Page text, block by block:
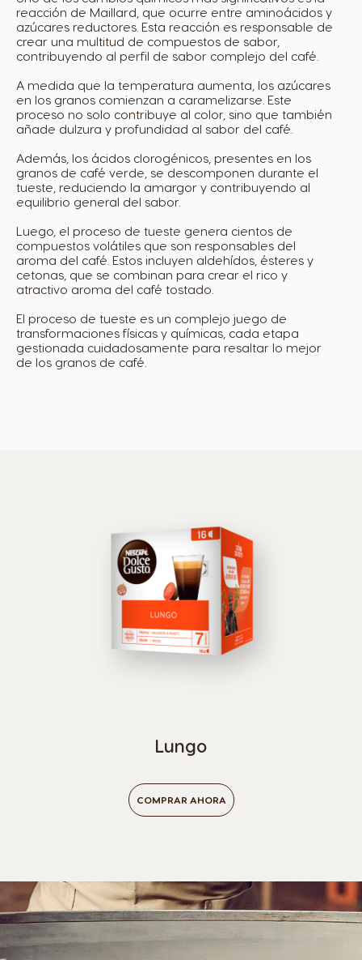
reacción de Maillard, que ocurre entre aminoácidos y
azúcares reductores. Esta reacción es responsable de
crear una multitud de compuestos de sabor,
contribuyendo al perfil de sabor complejo del café.
A medida que la temperatura aumenta, los azúcares
en los granos comienzan a caramelizarse. Este
proceso no solo contribuye al color, sino que también
añade dulzura y profundidad al sabor del café.
Además, los ácidos clorogénicos, presentes en los
granos de café verde, se descomponen durante el
tueste, reduciendo la amargor y contribuyendo al
equilibrio general del sabor.
Luego, el proceso de tueste genera cientos de
compuestos volátiles que son responsables del
aroma del café. Estos incluyen aldehídos, ésteres y
cetonas, que se combinan para crear el rico y
atractivo aroma del café tostado.
El proceso de tueste es un complejo juego de
transformaciones físicas y químicas, cada etapa
gestionada cuidadosamente para resaltar lo mejor
de los granos de café.
Lungo
COMPRAR AHORA
Selector de país
Argentina Austria
Belgium
French
Belgium
Bosnia
Bosnian
Brazil
Colombia
Spanish
Costa Rica
Spanish
Czechia
Estonia
Estonian
Finland
Finnish